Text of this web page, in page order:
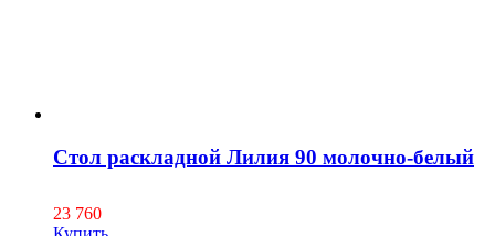
Стол раскладной Лилия 90 молочно-белый
23 760